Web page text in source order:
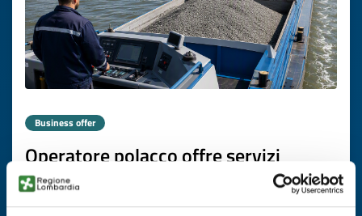
Business offer
Operatore polacco offre servizi
internazionali di trasporto fluviale
merci